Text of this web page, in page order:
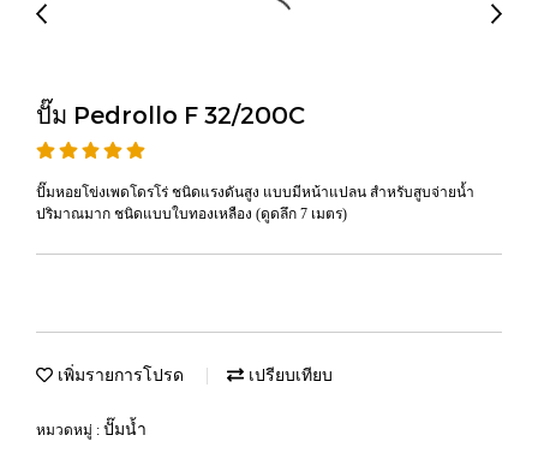
ปั๊ม Pedrollo F 32/200C
ปั๊มหอยโข่งเพดโดรโร่ ชนิดแรงดันสูง แบบมีหน้าแปลน สำหรับสูบจ่ายน้ำ
ปริมาณมาก ชนิดแบบใบทองเหลือง (ดูดลึก 7 เมตร)
เพิ่มรายการโปรด เปรียบเทียบ
หมวดหมู่ : ปั๊มน้ำ